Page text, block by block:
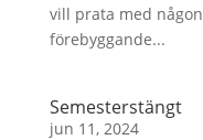
vill prata med
förebyggande...
Semesterstängt
jun 11, 2024